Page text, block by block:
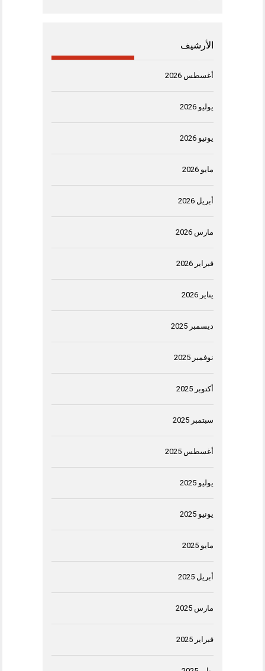
الأرشيف
أغسطس 2026
يوليو 2026
يونيو 2026
مايو 2026
أبريل 2026
مارس 2026
فبراير 2026
يناير 2026
ديسمبر 2025
نوفمبر 2025
أكتوبر 2025
سبتمبر 2025
أغسطس 2025
يوليو 2025
يونيو 2025
مايو 2025
أبريل 2025
مارس 2025
فبراير 2025